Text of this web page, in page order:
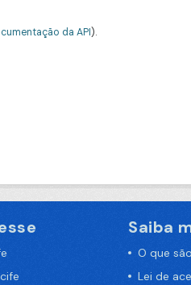
da API).
Saiba
O que
Lei de